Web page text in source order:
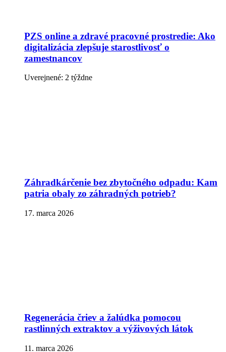
PZS online a zdravé pracovné prostredie: Ako
digitalizácia zlepšuje starostlivosť o
zamestnancov
Uverejnené: 2 týždne
Záhradkárčenie bez zbytočného odpadu: Kam
patria obaly zo záhradných potrieb?
17. marca 2026
Regenerácia čriev a žalúdka pomocou
rastlinných extraktov a výživových látok
11. marca 2026